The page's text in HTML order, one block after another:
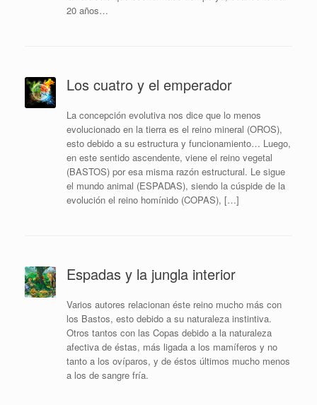
20 años…
Los cuatro y el emperador
La concepción evolutiva nos dice que lo menos
evolucionado en la tierra es el reino mineral (OROS),
esto debido a su estructura y funcionamiento… Luego,
en este sentido ascendente, viene el reino vegetal
(BASTOS) por esa misma razón estructural. Le sigue
el mundo animal (ESPADAS), siendo la cúspide de la
evolución el reino homínido (COPAS), […]
Espadas y la jungla interior
Varios autores relacionan éste reino mucho más con
los Bastos, esto debido a su naturaleza instintiva.
Otros tantos con las Copas debido a la naturaleza
afectiva de éstas, más ligada a los mamíferos y no
tanto a los ovíparos, y de éstos últimos mucho menos
a los de sangre fría.